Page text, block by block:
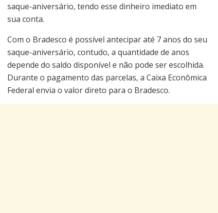
saque-aniversário, tendo esse dinheiro imediato em
sua conta.
Com o Bradesco é possível antecipar até 7 anos do seu
saque-aniversário, contudo, a quantidade de anos
depende do saldo disponível e não pode ser escolhida.
Durante o pagamento das parcelas, a Caixa Econômica
Federal envia o valor direto para o Bradesco.